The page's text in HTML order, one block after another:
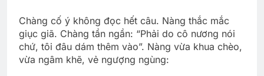
Chàng cố ý không đọc hết câu. Nàng thắc mắc
giục giã. Chàng tần ngần: “Phải do cô nương nói
chứ, tôi đâu dám thêm vào”. Nàng vừa khua chèo,
vừa ngâm khẽ, vẻ ngượng ngùng: